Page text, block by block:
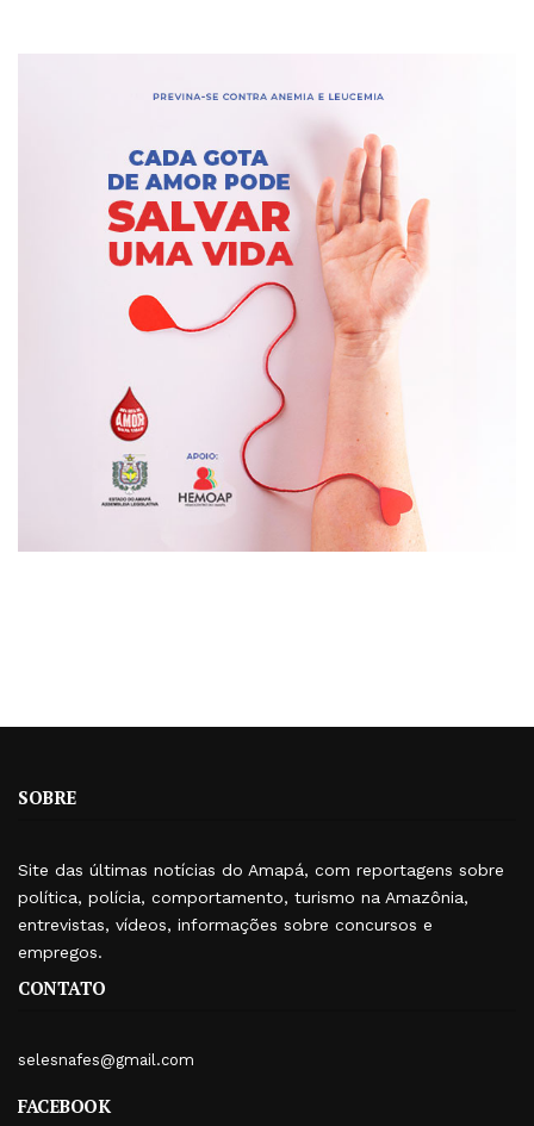
SOBRE
Site das últimas notícias do Amapá, com reportagens sobre
política, polícia, comportamento, turismo na Amazônia,
entrevistas, vídeos, informações sobre concursos e
empregos.
CONTATO
selesnafes@gmail.com
FACEBOOK